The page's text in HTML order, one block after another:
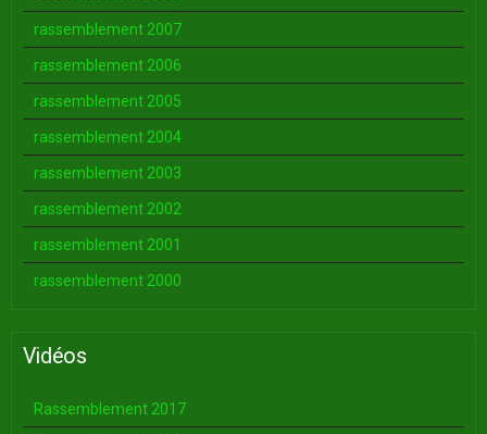
rassemblement 2007
rassemblement 2006
rassemblement 2005
rassemblement 2004
rassemblement 2003
rassemblement 2002
rassemblement 2001
rassemblement 2000
Vidéos
Rassemblement 2017